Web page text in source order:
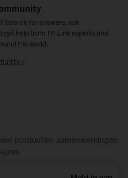
Search for answers, ask
get help from TP-Link experts and
the world.
>
producten, samenwerkingen